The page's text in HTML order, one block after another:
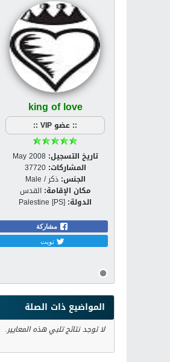
king of love
:: عضو VIP ::
تاريخ التسجيل: May 2008
المشاركات: 37720
الجنس: ذكر / Male
مكان الإقامة: القدس
الدولة: Palestine [PS]
مشاركة
تويت
المواضيع ذات الصلة
لا توجد نتائج تلبي هذه المعايير.